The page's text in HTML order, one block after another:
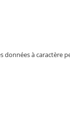
données à caractère